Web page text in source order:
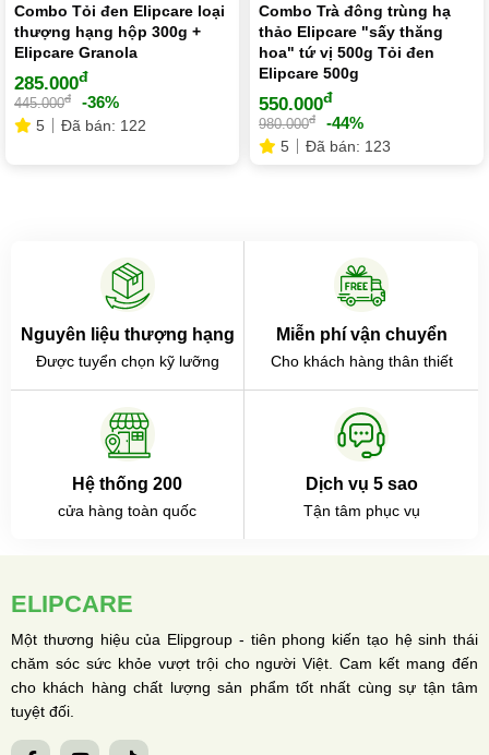
Combo Tỏi đen Elipcare loại
thượng hạng hộp 300g +
Elipcare Granola
285.000đ
445.000đ -36%
5 Đã bán: 122
Combo Trà đông trùng hạ
thảo Elipcare "sấy thăng
hoa" tứ vị 500g Tỏi đen
Elipcare 500g
550.000đ
980.000đ -44%
5 Đã bán: 123
Nguyên liệu thượng hạng
Được tuyển chọn kỹ lưỡng
Miễn phí vận chuyển
Cho khách hàng thân thiết
Hệ thống 200
cửa hàng toàn quốc
Dịch vụ 5 sao
Tận tâm phục vụ
ELIPCARE
Một thương hiệu của Elipgroup - tiên phong kiến tạo hệ sinh thái
chăm sóc sức khỏe vượt trội cho người Việt. Cam kết mang đến
cho khách hàng chất lượng sản phẩm tốt nhất cùng sự tận tâm
tuyệt đối.